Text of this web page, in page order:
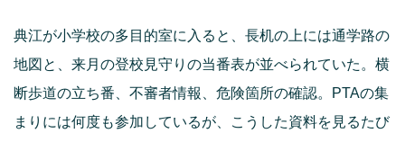
典江が小学校の多目的室に入ると、長机の上には通学路の
地図と、来月の登校見守りの当番表が並べられていた。横
断歩道の立ち番、不審者情報、危険箇所の確認。PTAの集
まりには何度も参加しているが、こうした資料を見るたび